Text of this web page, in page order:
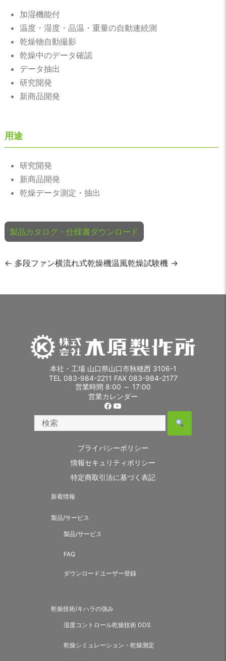
加湿機能付
温度・湿度・品温・重量の自動連続測
乾燥物自動撮影
乾燥中のデータ確認
データ抽出
研究開発
新商品開発
用途
研究開発
新商品開発
乾燥データ測定・抽出
製品カタログ・仕様書ダウンロード
投
← 多段ファン横流れ式乾燥機温風乾燥試験機 →
本社・工場 山口県山口市秋穂西 3106-1
TEL 083-984-2211 FAX 083-984-2177
営業時間 8:00 ～ 17:00
営業カレンダー
プライバシーポリシー
情報セキュリティポリシー
特定商取引法に基づく表記
新着情報
製品/サービス
製品/サービス
FAQ
ダウンロードユーザー登録
乾燥技術/キハラの強み
湿度コントロール乾燥技術 DDS
乾燥シミュレーション・乾燥測定